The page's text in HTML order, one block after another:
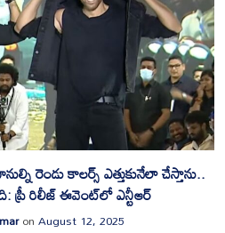
రెండు కాలర్స్ ఎత్తుకునేలా చేస్తాను..
రిలీజ్ ఈవెంట్‌లో ఎన్టీఆర్
onAugust 12, 2025